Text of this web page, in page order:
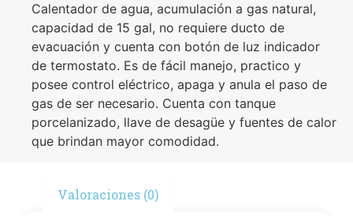
Calentador de agua, acumulación a gas natural,
capacidad de 15 gal, no requiere ducto de
evacuación y cuenta con botón de luz indicador
de termostato. Es de fácil manejo, practico y
posee control eléctrico, apaga y anula el paso de
gas de ser necesario. Cuenta con tanque
porcelanizado, llave de desagüe y fuentes de calor
que brindan mayor comodidad.
Valoraciones (0)